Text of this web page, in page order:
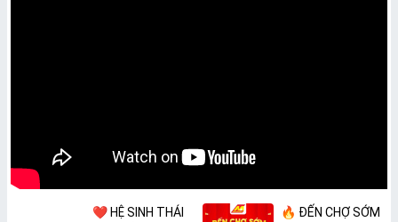
❤️ HỆ SINH THÁI
🔥 ĐẾN CHỢ SỚM